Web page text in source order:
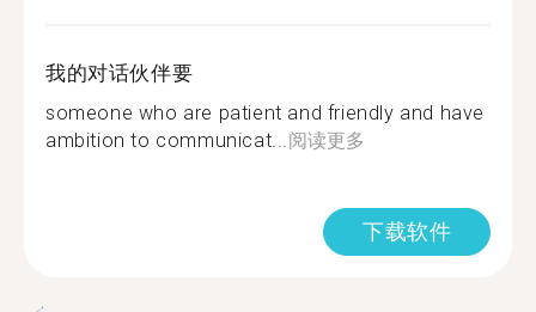
我的对话伙伴要
someone who are patient and friendly and have
ambition to communicat...阅读更多
下载软件